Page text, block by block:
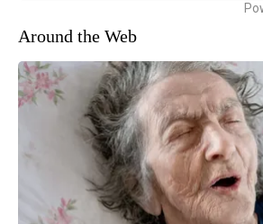
Around the Web